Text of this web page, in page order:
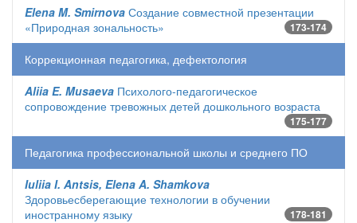
Elena M. Smirnova Создание совместной презентации
«Природная зональность»
173-174
Коррекционная педагогика, дефектология
Aliia E. Musaeva Психолого-педагогическое
сопровождение тревожных детей дошкольного возраста
175-177
Педагогика профессиональной школы и среднего ПО
Iuliia I. Antsis, Elena A. Shamkova
Здоровьесберегающие технологии в обучении
иностранному языку
178-181